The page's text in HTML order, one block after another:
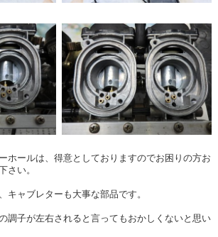
ホールは、得意としておりますのでお困りの方お
さい。
キャブレターも大事な部品です。
調子が左右されると言ってもおかしくないと思い